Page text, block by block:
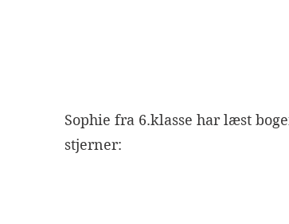
Sophie fra 6.klasse har læst
stjerner: